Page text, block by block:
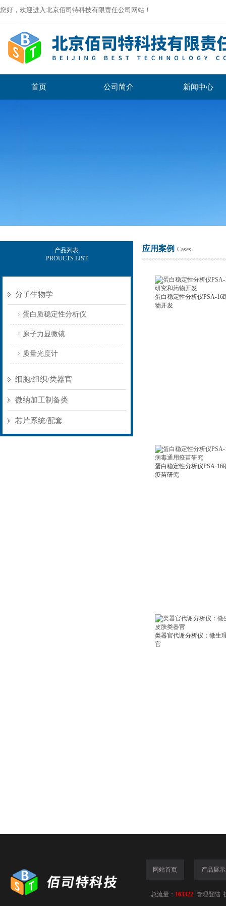
您好，欢迎进入北京佰司特科技有限责任公司网站！
首页 公司简介 新闻中心
产品列表
PROUCTS LIST
分子生物学
蛋白质稳定性分析仪
原子力显微镜
质量光度计
细胞/组织/类器官
微纳加工制备类
芯片系统/配套
应用案例 Cases
蛋白稳定性分析仪PSA-
物开发
蛋白稳定性分析仪PSA-16
疫苗研究
类器官代谢分析仪：微生
官
网站首页 产品展示
总流量： 163322 管理登陆